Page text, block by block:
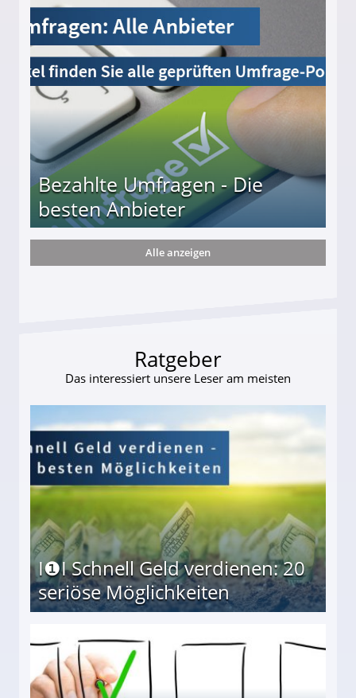
und wie viel?
Bezahlte Umfragen - Die
besten Anbieter
Alle anzeigen
Ratgeber
Das interessiert unsere Leser am meisten
I❶I Schnell Geld verdienen: 20
seriöse Möglichkeiten